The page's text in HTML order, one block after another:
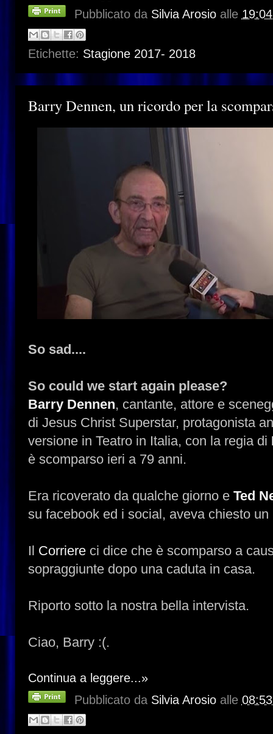
Pubblicato da Silvia Arosio alle
Etichette: Stagione 2017- 2018
Barry Dennen, un ricordo per la
So sad....
So could we start again please?
Barry Dennen, cantante, attore e
di Jesus Christ Superstar, protagonista
versione in Teatro in Italia, con la regia di
è scomparso ieri a 79 anni.
Era ricoverato da qualche giorno e Ted
su facebook ed i social, aveva chiesto
Il Corriere ci dice che è scomparso a
sopraggiunte dopo una caduta in casa.
Riporto sotto la nostra bella intervista.
Ciao, Barry :(.
Continua a leggere...»
Pubblicato da Silvia Arosio alle